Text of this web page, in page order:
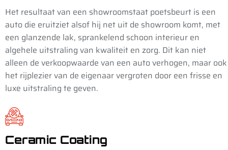
Het resultaat van een showroomstaat poetsbeurt is een
auto die eruitziet alsof hij net uit de showroom komt, met
een glanzende lak, sprankelend schoon interieur en
algehele uitstraling van kwaliteit en zorg. Dit kan niet
alleen de verkoopwaarde van een auto verhogen, maar ook
het rijplezier van de eigenaar vergroten door een frisse en
luxe uitstraling te geven.
Ceramic Coating